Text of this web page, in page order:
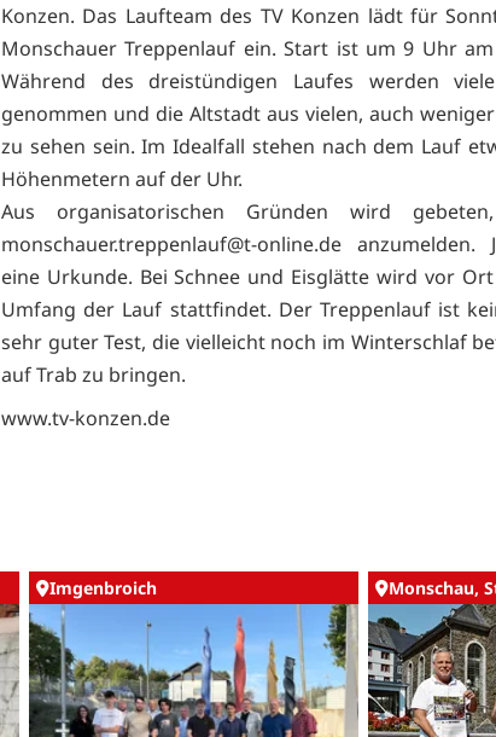
Konzen. Das Laufteam des TV Konzen lädt für
Monschauer Treppenlauf ein. Start ist um 9 Uhr
Während des dreistündigen Laufes werden
genommen und die Altstadt aus vielen, auch
zu sehen sein. Im Idealfall stehen nach dem Lauf
Höhenmetern auf der Uhr.
Aus organisatorischen Gründen wird
monschauer.treppenlauf@t-online.de
eine Urkunde. Bei Schnee und Eisglätte wird vor
Umfang der Lauf stattfindet. Der Treppenlauf ist
sehr guter Test, die vielleicht noch im Winterschlaf
auf Trab zu bringen.
www.tv-konzen.de
Imgenbroich Monschau,